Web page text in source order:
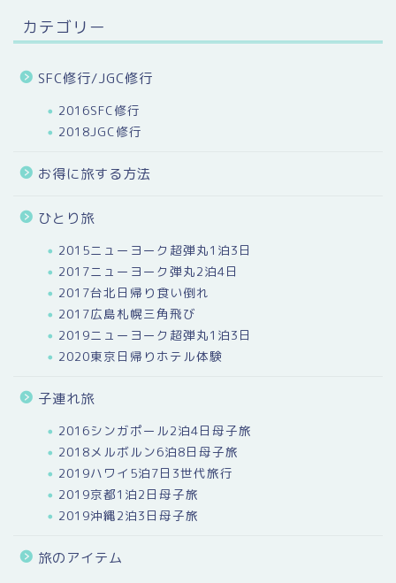
カテゴリー
SFC修行/JGC修行
2016SFC修行
2018JGC修行
お得に旅する方法
ひとり旅
2015ニューヨーク超弾丸1泊3日
2017ニューヨーク弾丸2泊4日
2017台北日帰り食い倒れ
2017広島札幌三角飛び
2019ニューヨーク超弾丸1泊3日
2020東京日帰りホテル体験
子連れ旅
2016シンガポール2泊4日母子旅
2018メルボルン6泊8日母子旅
2019ハワイ5泊7日3世代旅行
2019京都1泊2日母子旅
2019沖縄2泊3日母子旅
旅のアイテム